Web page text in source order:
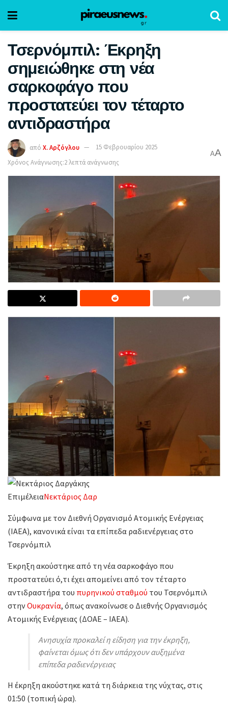
Τσερνόμπιλ: Έκρηξη
σημειώθηκε στη νέα
σαρκοφάγο που
προστατεύει τον τέταρτο
αντιδραστήρα
από Χ. Αρζόγλου
15 Φεβρουαρίου 2025
Χρόνος Ανάγνωσης:2 λεπτά ανάγνωσης
AA
ΕπιμέλειαΝεκτάριος Δαρ
Σύμφωνα με τον Διεθνή Οργανισμό Ατομικής Ενέργειας
(ΙΑΕΑ), κανονικά είναι τα επίπεδα ραδιενέργειας στο
Τσερνόμπιλ
Έκρηξη ακούστηκε από τη νέα σαρκοφάγο που
προστατεύει ό,τι έχει απομείνει από τον τέταρτο
αντιδραστήρα του πυρηνικού σταθμού του Τσερνόμπιλ
στηνΟυκρανία, όπως ανακοίνωσε ο Διεθνής Οργανισμός
Ατομικής Ενέργειας (ΔΟΑΕ – ΙΑΕΑ).
Ανησυχία προκαλεί η είδηση για την έκρηξη,
φαίνεται όμως ότι δεν υπάρχουν αυξημένα
επίπεδα ραδιενέργειας
Η έκρηξη ακούστηκε κατά τη διάρκεια της νύχτας, στις
01:50 (τοπική ώρα).